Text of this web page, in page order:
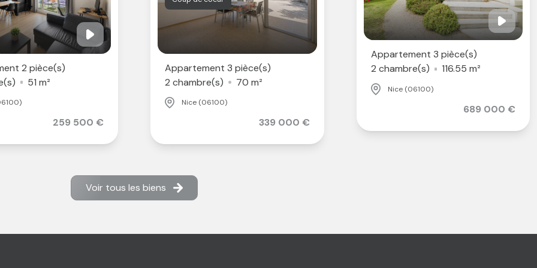
2 pièce(s)
51 m²
259 500 €
Appartement 3 pièce(s)
2 chambre(s)
70 m²
Nice (06100)
339 000 €
Appartement 3 pièce(s)
2 chambre(s)
116.55 m²
Nice (06100)
689 000 €
Voir tous les biens